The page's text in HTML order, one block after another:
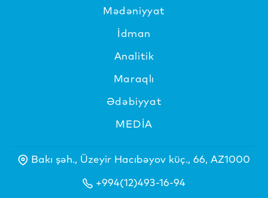
Mədəniyyat
İdman
Analitik
Maraqlı
Ədəbiyyat
MEDİA
Bakı şəh., Üzeyir Hacıbəyov küç., 66, AZ1000
+994(12)493-16-94